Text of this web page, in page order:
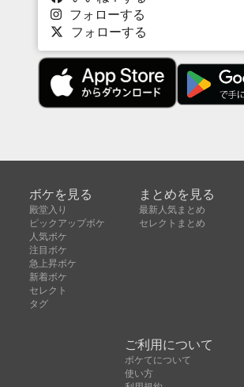
フォローする
フォローする
ボケを見る
殿堂入り
ピックアップボケ
人気ボケ
注目ボケ
急上昇ボケ
新着ボケ
セレクト
タグ
まとめを見る
最新人気まとめ
セレクトまとめ
ご利用について
ボケてについて
使い方